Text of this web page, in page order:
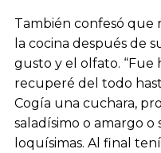
También confesó que
la cocina después de
gusto y el olfato.
recuperé del todo
Cogía una cuchara,
saladísimo o amargo o
loquísimas. Al final